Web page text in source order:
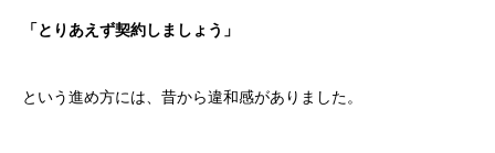
「とりあえず契約しましょう」
という進め方には、昔から違和感がありました。